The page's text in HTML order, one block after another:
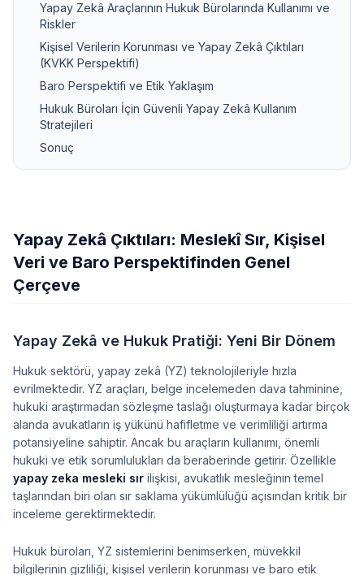
Yapay Zekâ Araçlarının Hukuk Bürolarında Kullanımı ve
Riskler
Kişisel Verilerin Korunması ve Yapay Zekâ Çıktıları
(KVKK Perspektifi)
Baro Perspektifi ve Etik Yaklaşım
Hukuk Büroları İçin Güvenli Yapay Zekâ Kullanım
Stratejileri
Sonuç
Yapay Zekâ Çıktıları: Meslekî Sır, Kişisel
Veri ve Baro Perspektifinden Genel
Çerçeve
Yapay Zekâ ve Hukuk Pratiği: Yeni Bir Dönem
Hukuk sektörü, yapay zekâ (YZ) teknolojileriyle hızla
evrilmektedir. YZ araçları, belge incelemeden dava tahminine,
hukuki araştırmadan sözleşme taslağı oluşturmaya kadar birçok
alanda avukatların iş yükünü hafifletme ve verimliliği artırma
potansiyeline sahiptir. Ancak bu araçların kullanımı, önemli
hukuki ve etik sorumlulukları da beraberinde getirir. Özellikle
yapay zeka mesleki sır ilişkisi, avukatlık mesleğinin temel
taşlarından biri olan sır saklama yükümlülüğü açısından kritik bir
inceleme gerektirmektedir.
Hukuk büroları, YZ sistemlerini benimserken, müvekkil
bilgilerinin gizliliği, kişisel verilerin korunması ve baro etik